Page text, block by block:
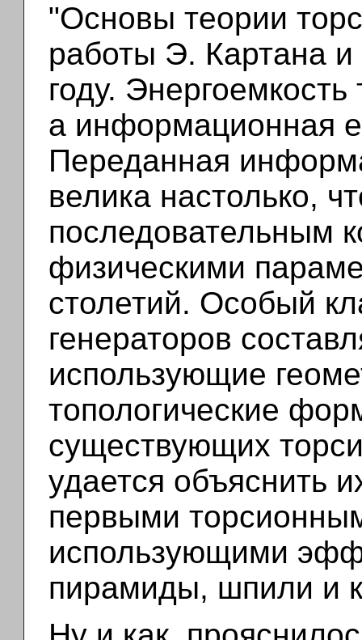
"Основы теории
работы Э. Картана
году.
а информационная
Переданная
велика настолько,
последовательным
физическими
столетий. Особый
генераторов
использующие
топологические
существующих
удается объяснить
первыми
использующими
пирамиды, шпили и